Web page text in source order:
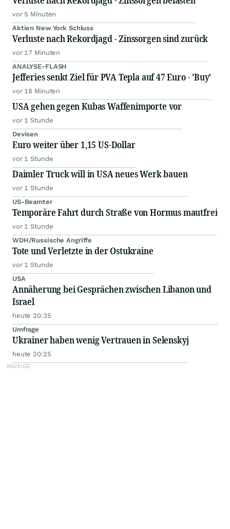
vor 5 Minuten
Aktien New York Schluss
Verluste nach Rekordjagd - Zinssorgen sind zurück
vor 17 Minuten
ANALYSE-FLASH
Jefferies senkt Ziel für PVA Tepla auf 47 Euro - 'Buy'
vor 18 Minuten
USA gehen gegen Kubas Waffenimporte vor
vor 1 Stunde
Devisen
Euro weiter über 1,15 US-Dollar
vor 1 Stunde
Daimler Truck will in USA neues Werk bauen
vor 1 Stunde
US-Beamter
Temporäre Fahrt durch Straße von Hormus mautfrei
vor 1 Stunde
WDH/Russische Angriffe
Tote und Verletzte in der Ostukraine
vor 1 Stunde
USA
Annäherung bei Gesprächen zwischen Libanon und
Israel
heute 20:35
Umfrage
Ukrainer haben wenig Vertrauen in Selenskyj
heute 20:25